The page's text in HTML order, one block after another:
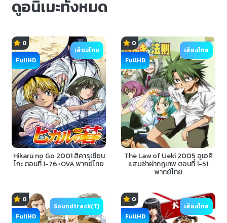
ดูอนิเมะทั้งหมด
0
FullHD
เสียงไทย
Hikaru no Go 2001 ฮิคารุเซียน
โกะ ตอนที่ 1-76+OVA พากย์ไทย
0
FullHD
เสียงไทย
The Law of Ueki 2005 อูเอคิ
แสบซ่าผ่ากฏเทพ ตอนที่ 1-51
พากย์ไทย
0
FullHD
Soundtrack(T)
0
FullHD
เสียงไทย